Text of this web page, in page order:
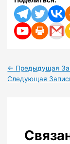
← Предыдущая
Следующая